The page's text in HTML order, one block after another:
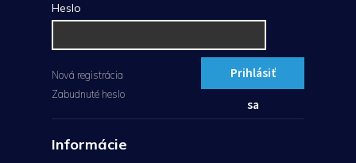
Heslo
Prihlásiť
sa
Nová registrácia
Zabudnuté heslo
Informácie